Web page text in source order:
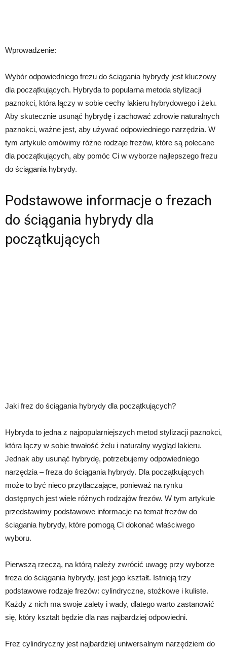
Wprowadzenie:
Wybór odpowiedniego frezu do ściągania hybrydy jest kluczowy
dla początkujących. Hybryda to popularna metoda stylizacji
paznokci, która łączy w sobie cechy lakieru hybrydowego i żelu.
Aby skutecznie usunąć hybrydę i zachować zdrowie naturalnych
paznokci, ważne jest, aby używać odpowiedniego narzędzia. W
tym artykule omówimy różne rodzaje frezów, które są polecane
dla początkujących, aby pomóc Ci w wyborze najlepszego frezu
do ściągania hybrydy.
Podstawowe informacje o frezach
do ściągania hybrydy dla
początkujących
Jaki frez do ściągania hybrydy dla początkujących?
Hybryda to jedna z najpopularniejszych metod stylizacji paznokci,
która łączy w sobie trwałość żelu i naturalny wygląd lakieru.
Jednak aby usunąć hybrydę, potrzebujemy odpowiedniego
narzędzia – freza do ściągania hybrydy. Dla początkujących
może to być nieco przytłaczające, ponieważ na rynku
dostępnych jest wiele różnych rodzajów frezów. W tym artykule
przedstawimy podstawowe informacje na temat frezów do
ściągania hybrydy, które pomogą Ci dokonać właściwego
wyboru.
Pierwszą rzeczą, na którą należy zwrócić uwagę przy wyborze
freza do ściągania hybrydy, jest jego kształt. Istnieją trzy
podstawowe rodzaje frezów: cylindryczne, stożkowe i kuliste.
Każdy z nich ma swoje zalety i wady, dlatego warto zastanowić
się, który kształt będzie dla nas najbardziej odpowiedni.
Frez cylindryczny jest najbardziej uniwersalnym narzędziem do